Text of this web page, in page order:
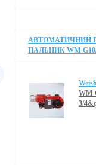
АВТОМАТИЧНИЙ
ПАЛЬНИК WM-G10/
WM-
3/